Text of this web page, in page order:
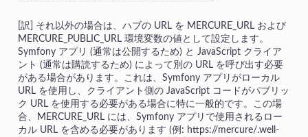
それ以外の場合は、ハブの URL を MERCURE_URL および
MERCURE_PUBLIC_URL 環境変数の値として設定します。
Symfony アプリ (通常は公開するため) と JavaScript クライア
ント (通常は購読するため) によって別の URL を呼び出す必要
がある場合があります。これは、Symfony アプリがローカル
URL を使用し、クライアント側の JavaScript コードがパブリッ
ク URL を使用する必要がある場合に特に一般的です。この場
合、MERCURE_URL には、Symfony アプリで使用されるロー
カル URL を含める必要があります (例: https://mercure/.well-